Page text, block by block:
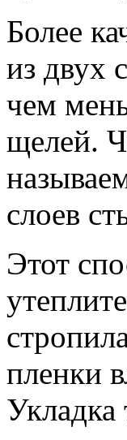
Более
из двух
чем
щелей.
слоев
Этот
пленки
Укладка